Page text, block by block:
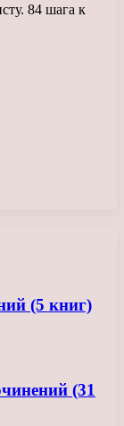
84 шага к
(5 книг)
(31